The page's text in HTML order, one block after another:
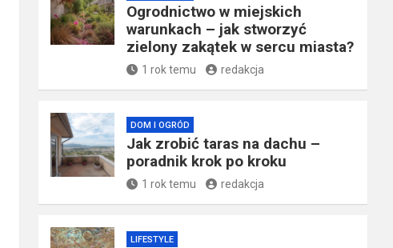
Ogrodnictwo w miejskich
warunkach – jak stworzyć
zielony zakątek w sercu miasta?
1 rok temu redakcja
DOM I OGRÓD
Jak zrobić taras na dachu –
poradnik krok po kroku
1 rok temu redakcja
LIFESTYLE